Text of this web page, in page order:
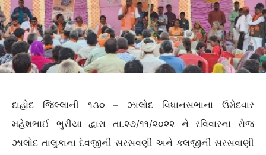
દાહોદ જિલ્લાની ૧૩૦ – ઝાલોદ વિધાનસભાના ઉમેદવાર
મહેશભાઈ ભુરીયા દ્વારા તા.૨૭/૧૧/૨૦૨૨ ને રવિવારના રોજ
ઝાલોદ તાલુકાના દેવજીની સરસવણી અને કલજીની સરસવાણી